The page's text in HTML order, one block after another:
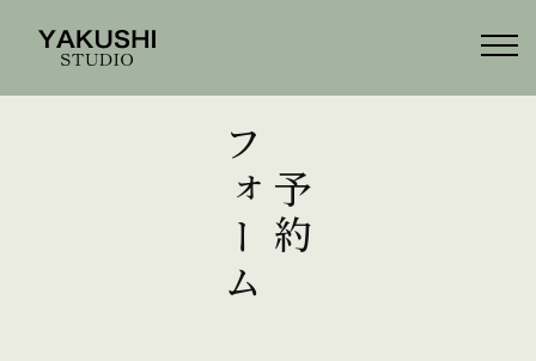
ご予約
フォーム